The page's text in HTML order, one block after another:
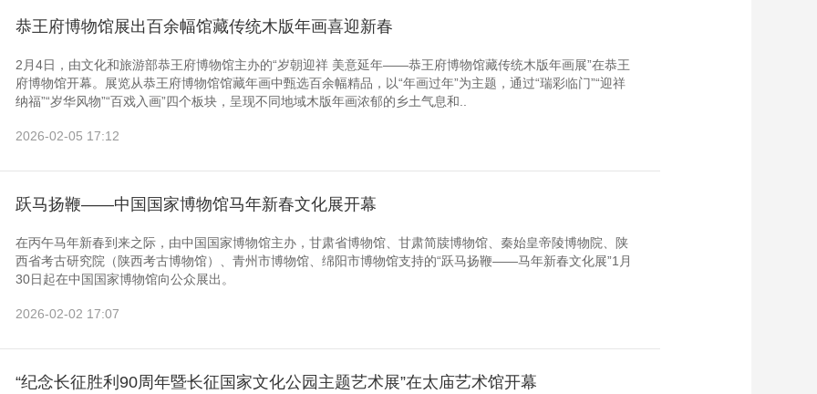
恭王府博物馆展出百余幅馆藏传统木版年画喜迎新春
2月4日，由文化和旅游部恭王府博物馆主办的“岁朝迎祥 美意延年——恭王府博物馆藏传统木版年画展”在恭王
府博物馆开幕。展览从恭王府博物馆馆藏年画中甄选百余幅精品，以“年画过年”为主题，通过“瑞彩临门”“迎祥
纳福”“岁华风物”“百戏入画”四个板块，呈现不同地域木版年画浓郁的乡土气息和..
2026-02-05 17:12
跃马扬鞭——中国国家博物馆马年新春文化展开幕
在丙午马年新春到来之际，由中国国家博物馆主办，甘肃省博物馆、甘肃简牍博物馆、秦始皇帝陵博物院、陕
西省考古研究院（陕西考古博物馆）、青州市博物馆、绵阳市博物馆支持的“跃马扬鞭——马年新春文化展”1月
30日起在中国国家博物馆向公众展出。
2026-02-02 17:07
“纪念长征胜利90周年暨长征国家文化公园主题艺术展”在太庙艺术馆开幕